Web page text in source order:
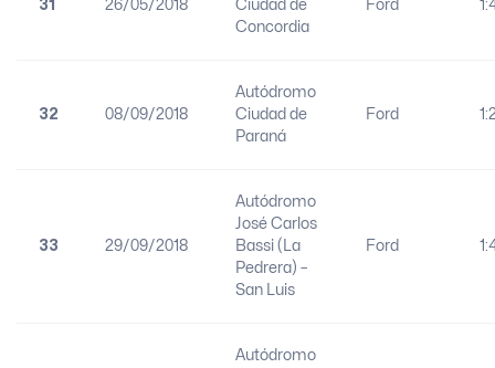
31 26/05/2018
Ciudad de
Concordia
Ford
32 08/09/2018
Autódromo
Ciudad de
Paraná
Ford
33 29/09/2018
Autódromo
José Carlos
Bassi (La
Pedrera) –
San Luis
Ford
Autódromo